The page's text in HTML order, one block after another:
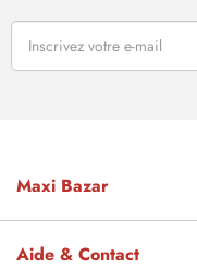
Maxi Bazar
Aide & Contact